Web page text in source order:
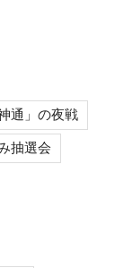
神通」の夜戦
抽選会